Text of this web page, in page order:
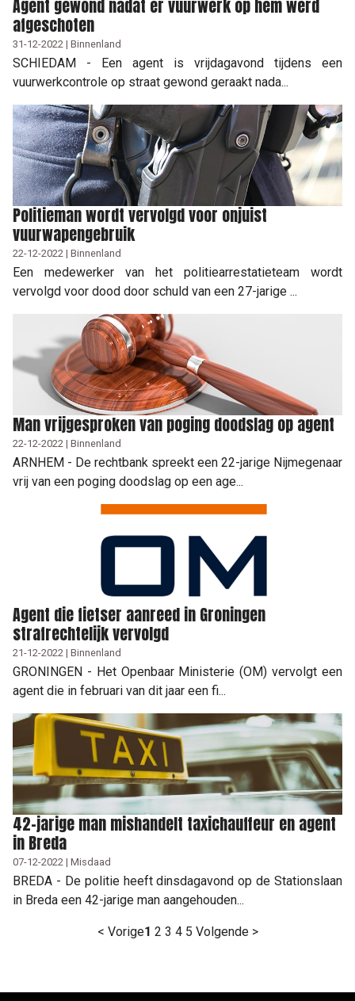
Agent gewond nadat er vuurwerk op hem werd
afgeschoten
31-12-2022 | Binnenland
SCHIEDAM - Een agent is vrijdagavond tijdens een
vuurwerkcontrole op straat gewond geraakt nada...
Politieman wordt vervolgd voor onjuist
vuurwapengebruik
22-12-2022 | Binnenland
Een medewerker van het politiearrestatieteam wordt
vervolgd voor dood door schuld van een 27-jarige ...
Man vrijgesproken van poging doodslag op agent
22-12-2022 | Binnenland
ARNHEM - De rechtbank spreekt een 22-jarige Nijmegenaar
vrij van een poging doodslag op een age...
Agent die fietser aanreed in Groningen
strafrechtelijk vervolgd
21-12-2022 | Binnenland
GRONINGEN - Het Openbaar Ministerie (OM) vervolgt een
agent die in februari van dit jaar een fi...
42-jarige man mishandelt taxichauffeur en agent
in Breda
07-12-2022 | Misdaad
BREDA - De politie heeft dinsdagavond op de Stationslaan
in Breda een 42-jarige man aangehouden...
< Vorige1 2 3 4 5 Volgende >